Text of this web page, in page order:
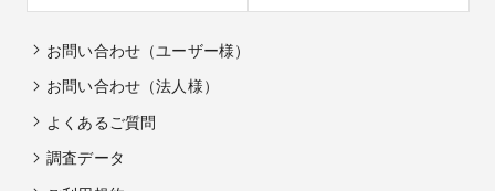
お問い合わせ（ユーザー様）
お問い合わせ（法人様）
よくあるご質問
調査データ